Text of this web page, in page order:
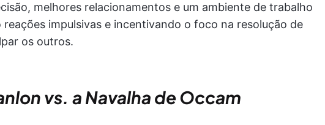
melhores relacionamentos e um ambiente de trabalho
impulsivas e incentivando o foco na resolução de
os outros.
vs. a Navalha de Occam